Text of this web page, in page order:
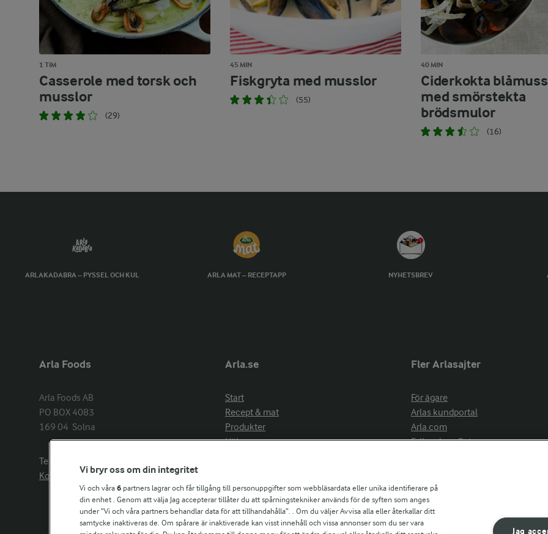
1 TIM
Casserole med torsk och
musslor
(29)
45 MIN
Fiskgryta med musslor
(55)
40 MIN
Ciderkokta
med smörstekta
brödsmulor
(16)
ARLAKADABRA – PYSSEL OCH KUL ARLA MAT – RECEPTAPP NYHETSBREV
Arla Foods
Arla Foods AB
PO BOX 4083
169 04  Solna
Telefon:
Kontakta oss
Arla.se
Start
Recept & mat
Produkter
Hälsa
Aktuellt
Om Arla
Nyheter & press
Jobb & karriär
Fler Arlasajter
För ägare
Arlas kundportal
Arla.com
Falbygdens Ost
Vi bryr oss om din integritet
Vi och våra 6 partners lagrar och får tillgång till personuppgifter som webbläsardata eller unika identifierare på
din enhet . Genom att välja Jag accepterar tillåter du att spårningstekniker används för de syften som anges
under ”Vi och våra partners behandlar data för att tillhandahålla”. . Om du väljer Avvisa alla eller återkallar ditt
samtycke inaktiveras de. Om spårare är inaktiverade kan visst innehåll och vissa annonser som du ser vara
Jag